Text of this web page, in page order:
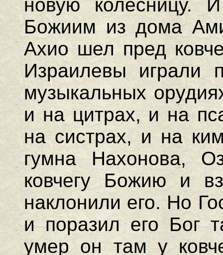
новую колесницу.
Божиим из дома
Ахио шел пред
Израилевы играли
музыкальных
и на цитрах, и на
на систрах, и на
гумна Нахонова,
ковчегу Божию и
наклонили его. Но
и поразил его Бог
умер он там у